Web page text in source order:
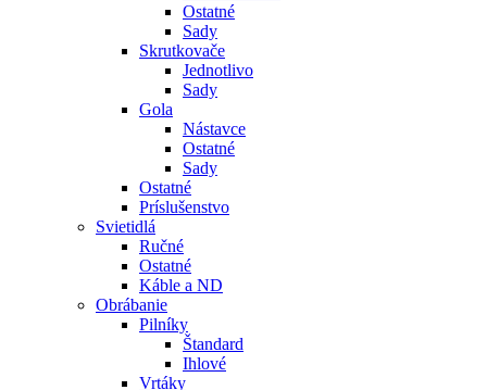
Ostatné
Sady
Skrutkovače
Jednotlivo
Sady
Gola
Nástavce
Ostatné
Sady
Ostatné
Príslušenstvo
Svietidlá
Ručné
Ostatné
Káble a ND
Obrábanie
Pilníky
Štandard
Ihlové
Vrtáky